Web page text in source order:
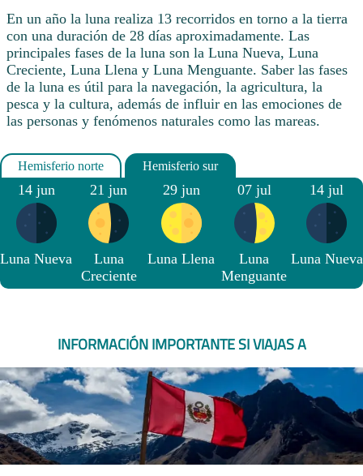
En un año la luna realiza 13 recorridos en torno a la tierra
con una duración de 28 días aproximadamente. Las
principales fases de la luna son la Luna Nueva, Luna
Creciente, Luna Llena y Luna Menguante. Saber las fases
de la luna es útil para la navegación, la agricultura, la
pesca y la cultura, además de influir en las emociones de
las personas y fenómenos naturales como las mareas.
14 jun
Luna Nueva
21 jun
Luna
Creciente
29 jun
Luna Llena
07 jul
Luna
Menguante
14 jul
Luna Nueva
INFORMACIÓN IMPORTANTE SI VIAJAS A